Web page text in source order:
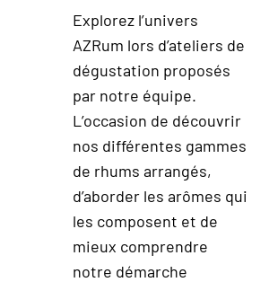
Explorez l’univers
AZRum lors d’ateliers de
dégustation proposés
par notre équipe.
L’occasion de découvrir
nos différentes gammes
de rhums arrangés,
d’aborder les arômes qui
les composent et de
mieux comprendre
notre démarche